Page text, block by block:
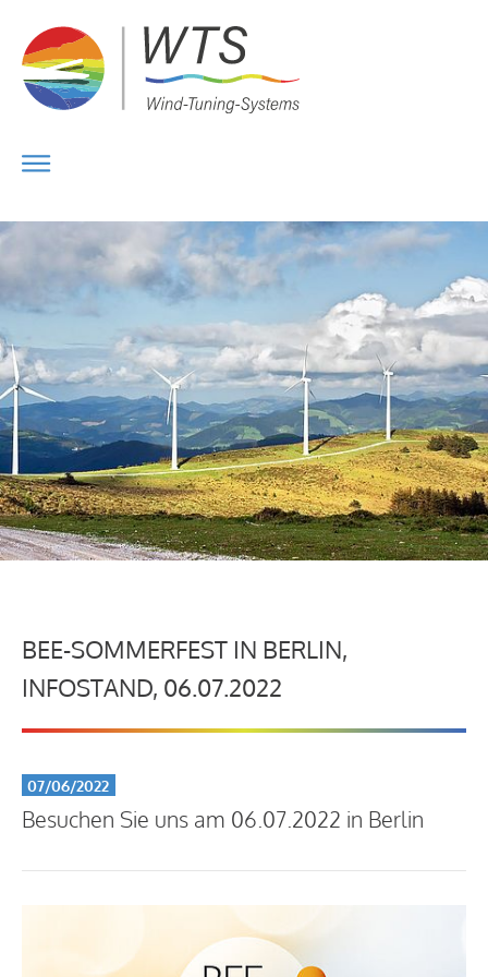
BEE-SOMMERFEST IN BERLIN,
INFOSTAND, 06.07.2022
07/06/2022
Besuchen Sie uns am 06.07.2022 in Berlin